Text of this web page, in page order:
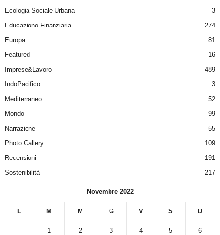
Ecologia Sociale Urbana
3
Educazione Finanziaria
274
Europa
81
Featured
16
Imprese&Lavoro
489
IndoPacifico
3
Mediterraneo
52
Mondo
99
Narrazione
55
Photo Gallery
109
Recensioni
191
Sostenibilità
217
Novembre 2022
L M M G V S D
1 2 3 4 5 6